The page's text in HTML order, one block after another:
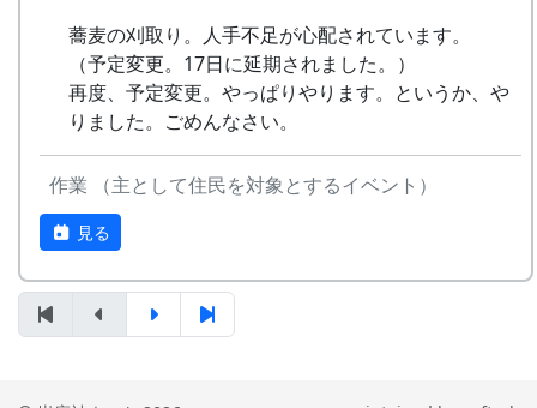
夏のイメージを色濃く出した曲です。
水田に降り注ぐ“雨”と“太陽の光”が、私達の命を
支えているのだと実感させられた「里山のよきイ
収穫祭にて
⾥へ
ド
2
加美の⾥か
ら'98
パルス
3 永遠の⾥
すぱ
4
棚⽥の⾵
うた
6 あしたは帰ろう
蕎麦の刈取り。人手不足が心配されています。
（予定変更。17日に延期されました。）
再度、予定変更。やっぱりやります。というか、や
りました。ごめんなさい。
作業 （主として住民を対象とするイベント）
見る